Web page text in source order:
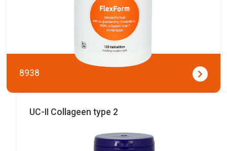
8938
UC-II Collageen type 2